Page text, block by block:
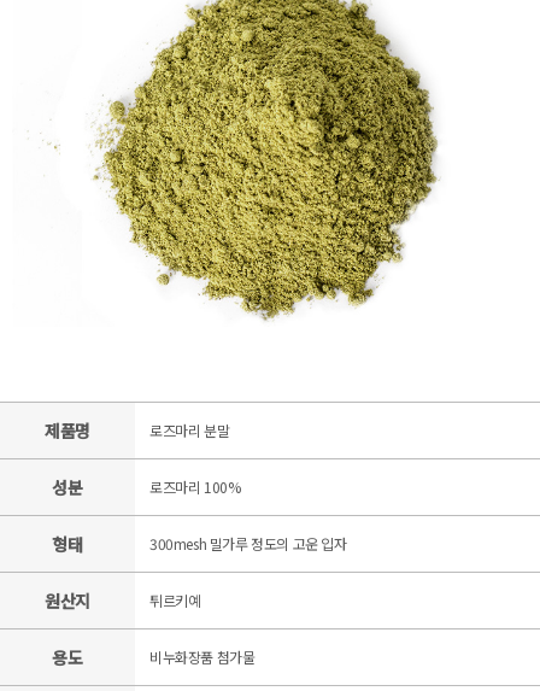
제품명 로즈마리 분말
성분 로즈마리 100%
형태 300mesh 밀가루 정도의 고운 입자
원산지 튀르키예
용도 비누화장품 첨가물